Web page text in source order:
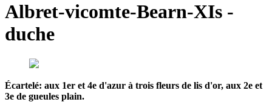
Albret-vicomte-Bearn-XIs -
duche
Écartelé: aux 1er et 4e d'azur à trois fleurs de lis d'or, aux 2e et
3e de gueules plain.